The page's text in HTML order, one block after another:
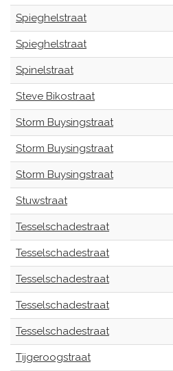
Spieghelstraat
Spieghelstraat
Spinelstraat
Steve Bikostraat
Storm Buysingstraat
Storm Buysingstraat
Storm Buysingstraat
Stuwstraat
Tesselschadestraat
Tesselschadestraat
Tesselschadestraat
Tesselschadestraat
Tesselschadestraat
Tijgeroogstraat